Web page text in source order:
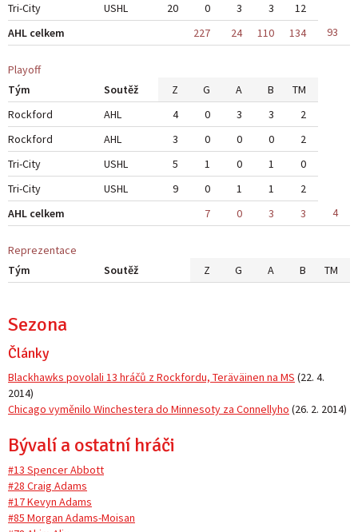
Tri-City
USHL 20 0 3 3
12
AHL celkem
227 24 110 134 93
Playoff
Tým
Soutěž Z G A B
TM
Rockford
AHL 4 0 3 3
2
Rockford
AHL 3 0 0 0
2
Tri-City
USHL 5 1 0 1
0
Tri-City
USHL 9 0 1 1
2
AHL celkem
7 0 3 3 4
Reprezentace
Tým
Soutěž Z G A B TM
Sezona
Články
Blackhawks povolali 13 hráčů z Rockfordu, Teräväinen na MS (22. 4.
2014)
Chicago vyměnilo Winchestera do Minnesoty za Connellyho (26. 2. 2014)
Bývalí a ostatní hráči
#13 Spencer Abbott
#28 Craig Adams
#17 Kevyn Adams
#85 Morgan Adams-Moisan